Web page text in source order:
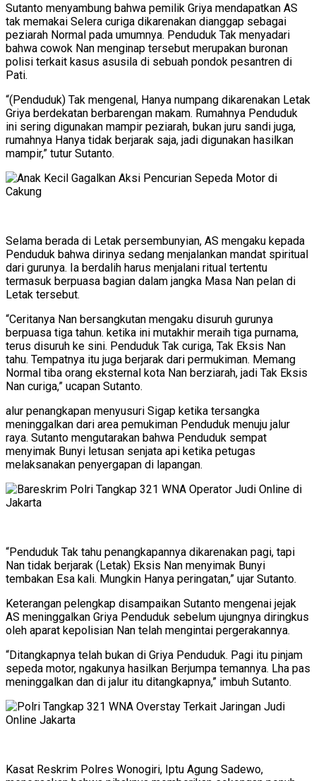
Sutanto menyambung bahwa pemilik Griya mendapatkan AS
tak memakai Selera curiga dikarenakan dianggap sebagai
peziarah Normal pada umumnya. Penduduk Tak menyadari
bahwa cowok Nan menginap tersebut merupakan buronan
polisi terkait kasus asusila di sebuah pondok pesantren di
Pati.
“(Penduduk) Tak mengenal, Hanya numpang dikarenakan Letak
Griya berdekatan berbarengan makam. Rumahnya Penduduk
ini sering digunakan mampir peziarah, bukan juru sandi juga,
rumahnya Hanya tidak berjarak saja, jadi digunakan hasilkan
mampir,” tutur Sutanto.
Selama berada di Letak persembunyian, AS mengaku kepada
Penduduk bahwa dirinya sedang menjalankan mandat spiritual
dari gurunya. Ia berdalih harus menjalani ritual tertentu
termasuk berpuasa bagian dalam jangka Masa Nan pelan di
Letak tersebut.
“Ceritanya Nan bersangkutan mengaku disuruh gurunya
berpuasa tiga tahun. ketika ini mutakhir meraih tiga purnama,
terus disuruh ke sini. Penduduk Tak curiga, Tak Eksis Nan
tahu. Tempatnya itu juga berjarak dari permukiman. Memang
Normal tiba orang eksternal kota Nan berziarah, jadi Tak Eksis
Nan curiga,” ucapan Sutanto.
alur penangkapan menyusuri Sigap ketika tersangka
meninggalkan dari area pemukiman Penduduk menuju jalur
raya. Sutanto mengutarakan bahwa Penduduk sempat
menyimak Bunyi letusan senjata api ketika petugas
melaksanakan penyergapan di lapangan.
“Penduduk Tak tahu penangkapannya dikarenakan pagi, tapi
Nan tidak berjarak (Letak) Eksis Nan menyimak Bunyi
tembakan Esa kali. Mungkin Hanya peringatan,” ujar Sutanto.
Keterangan pelengkap disampaikan Sutanto mengenai jejak
AS meninggalkan Griya Penduduk sebelum ujungnya diringkus
oleh aparat kepolisian Nan telah mengintai pergerakannya.
“Ditangkapnya telah bukan di Griya Penduduk. Pagi itu pinjam
sepeda motor, ngakunya hasilkan Berjumpa temannya. Lha pas
meninggalkan dan di jalur itu ditangkapnya,” imbuh Sutanto.
Kasat Reskrim Polres Wonogiri, Iptu Agung Sadewo,